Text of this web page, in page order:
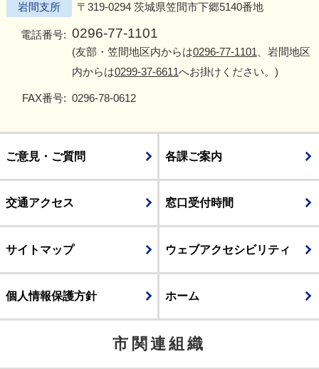
岩間支所 〒319-0294 茨城県笠間市下郷5140番地
電話番号: 0296-77-1101
(友部・笠間地区内からは0296-77-1101 、岩間地区
内からは0299-37-6611へお掛けください。)
FAX番号: 0296-78-0612
ご意見・ご質問 各課ご案内
交通アクセス 窓口受付時間
サイトマップ ウェブアクセシビリティ
個人情報保護方針 ホーム
市関連組織